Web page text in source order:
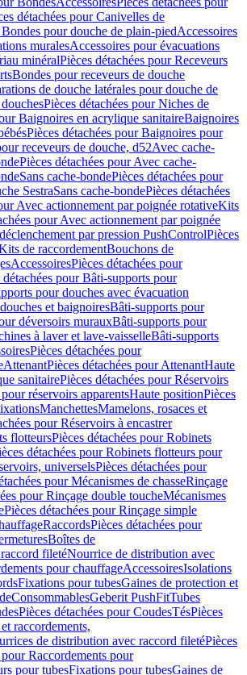
détachées pour Canivelles de
pour douche de plain-piedAccessoires
muralesAccessoires pour évacuations
minéralPièces détachées pour Receveurs
Bondes pour receveurs de douche
de douche latérales pour douche de
Pièces détachées pour Niches de
Baignoires en acrylique sanitaireBaignoires
Pièces détachées pour Baignoires pour
receveurs de douche, d52Avec cache-
Pièces détachées pour Avec cache-
Sans cache-bondePièces détachées pour
SestraSans cache-bondePièces détachées
Avec actionnement par poignée rotativeKits
pour Avec actionnement par poignée
par pression PushControlPièces
de raccordementBouchons de
AccessoiresPièces détachées pour
détachées pour Bâti-supports pour
pour douches avec évacuation
et baignoiresBâti-supports pour
déversoirs murauxBâti-supports pour
à laver et lave-vaisselleBâti-supports
Pièces détachées pour
AttenantPièces détachées pour AttenantHaute
sanitairePièces détachées pour Réservoirs
réservoirs apparentsHaute positionPièces
ManchettesMamelons, rosaces et
pour Réservoirs à encastrer
flotteursPièces détachées pour Robinets
détachées pour Robinets flotteurs pour
universelsPièces détachées pour
pour Mécanismes de chasseRinçage
pour Rinçage double toucheMécanismes
Pièces détachées pour Rinçage simple
RaccordsPièces détachées pour
Boîtes de
filetéNourrice de distribution avec
pour chauffageAccessoiresIsolations
Fixations pour tubesGaines de protection et
ConsommablesGeberit PushFitTubes
Pièces détachées pour CoudesTésPièces
raccordements,
de distribution avec raccord filetéPièces
pour Raccordements pour
pour tubesFixations pour tubesGaines de